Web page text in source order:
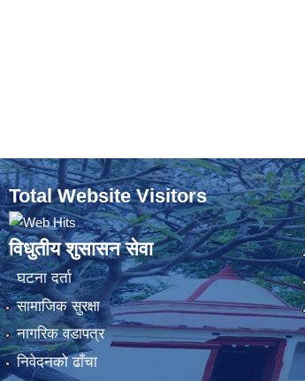
Total Website Visitors
विधुतीय शुसासन सेवा
घटना दर्ता
सामाजिक सुरक्षा
नागरिक वडापत्र
निवेदनको ढाँचा